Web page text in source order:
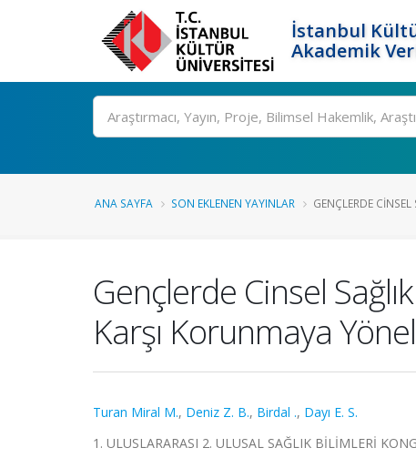
İstanbul
Akademik
Ara
ANA SAYFA SON EKLENEN YAYINLAR GENÇLERDE
Gençlerde Cinsel
Karşı Korunmaya
Turan Miral M., Deniz Z. B., Birdal ., Dayı E. S.
1. ULUSLARARASI 2. ULUSAL SAĞLIK BİLİMLERİ